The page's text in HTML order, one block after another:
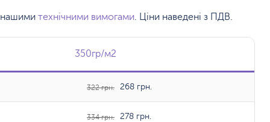
нашими технічними вимогами. Ціни наведені з ПДВ.
350гр/м2
350гр/м2
322 грн. 268 грн.
334 грн. 278 грн.